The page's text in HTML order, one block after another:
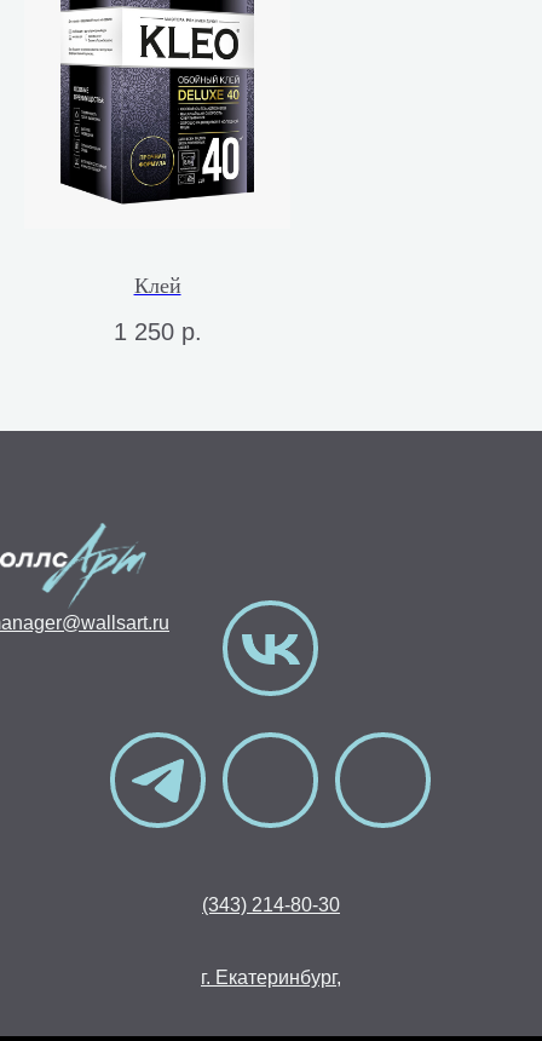
Клей
1 250 р.
(343) 214-80-30
г. Екатеринбург,